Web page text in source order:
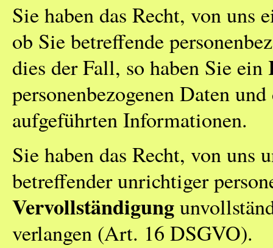
Sie haben das Recht, von uns
ob Sie betreffende
dies der Fall, so haben Sie ein
personenbezogenen Daten
aufgeführten Informationen.
Sie haben das Recht, von uns
betreffender unrichtiger
Vervollständigung
verlangen (Art. 16 DSGVO).